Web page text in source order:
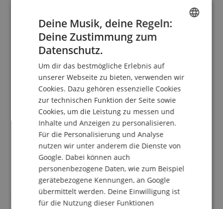
Eine Überprüfung der Bewertungen hat wie folgt
stattgefunden: Nur Kunden, die in unserem
Onlineshop angemeldet sind und das Produkt
tatsächlich bei uns erworben haben, können im
Kundenkonto eine Bewertung für den Artikel
Guten Kauf
Bewertung von Etiennevom 18.01.2019
verifizierter Kauf
Diese Notenpultlampe hat gute Helligkeit, und ist
einfach im Gebrauch. Würde dies weiter empfehlen.
FRENCH
SPANISH
Deine Musik, deine Regeln:
Deine Zustimmung zum
Datenschutz.
Um dir das bestmögliche Erlebnis auf
unserer Webseite zu bieten, verwenden wir
Cookies. Dazu gehören essenzielle Cookies
zur technischen Funktion der Seite sowie
Cookies, um die Leistung zu messen und
Inhalte und Anzeigen zu personalisieren.
Für die Personalisierung und Analyse
nutzen wir unter anderem die Dienste von
Google. Dabei können auch
personenbezogene Daten, wie zum Beispiel
gerätebezogene Kennungen, an Google
übermittelt werden. Deine Einwilligung ist
für die Nutzung dieser Funktionen